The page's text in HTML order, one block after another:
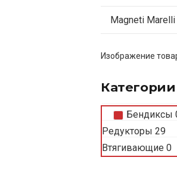
Magneti Marelli
Изображение
Бендиксы
Редукторы 29
Втягивающие 0